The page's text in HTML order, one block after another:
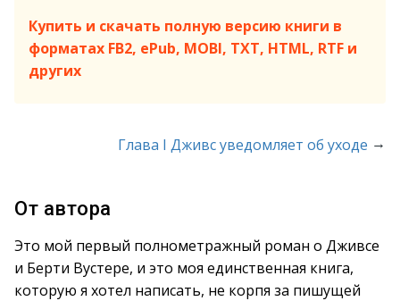
Купить и скачать полную версию книги в
форматах FB2, ePub, MOBI, TXT, HTML, RTF и
других
Глава I Дживс уведомляет об уходе →
От автора
Это мой первый полнометражный роман о Дживсе
и Берти Вустере, и это моя единственная книга,
которую я хотел написать, не корпя за пишущей